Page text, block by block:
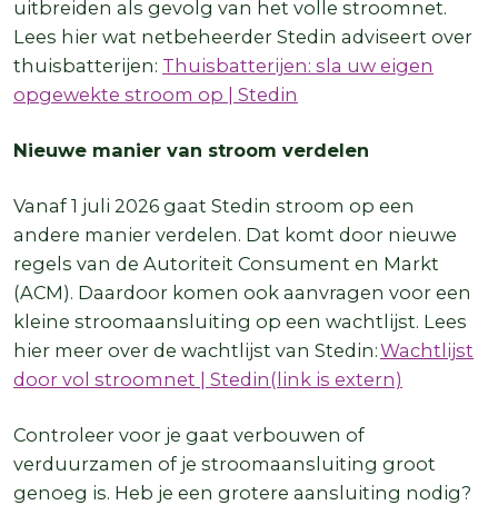
uitbreiden als gevolg van het volle stroomnet.
Lees hier wat netbeheerder Stedin adviseert over
thuisbatterijen: Thuisbatterijen: sla uw eigen
opgewekte stroom op | Stedin
Nieuwe manier van stroom verdelen
Vanaf 1 juli 2026 gaat Stedin stroom op een
andere manier verdelen. Dat komt door nieuwe
regels van de Autoriteit Consument en Markt
(ACM). Daardoor komen ook aanvragen voor een
kleine stroomaansluiting op een wachtlijst. Lees
hier meer over de wachtlijst van Stedin:Wachtlijst
door vol stroomnet | Stedin(link is extern)
Controleer voor je gaat verbouwen of
verduurzamen of je stroomaansluiting groot
genoeg is. Heb je een grotere aansluiting nodig?